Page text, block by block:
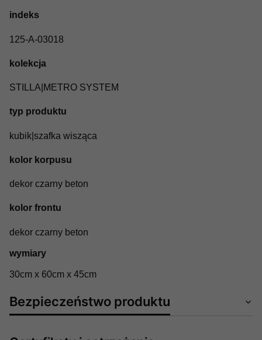
indeks
125-A-03018
kolekcja
STILLA|METRO SYSTEM
typ produktu
kubik|szafka wisząca
kolor korpusu
dekor czarny beton
kolor frontu
dekor czarny beton
wymiary
30cm x 60cm x 45cm
Bezpieczeństwo produktu